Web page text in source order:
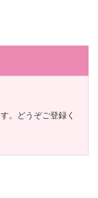
。どうぞご登録く